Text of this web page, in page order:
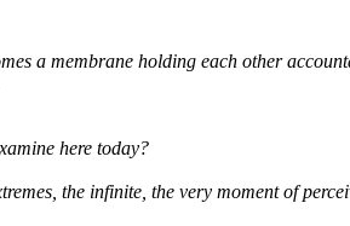
a membrane holding each other
here today?
the infinite, the very moment of